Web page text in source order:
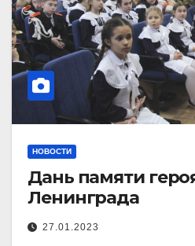
НОВОСТИ
Дань памяти
Ленинграда
27.01.2023